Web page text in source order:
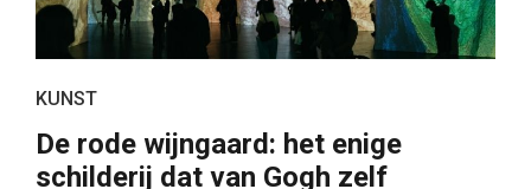
KUNST
De rode wijngaard: het enige
schilderij dat van Gogh zelf